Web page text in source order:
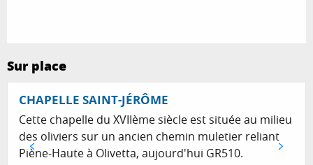
Sur place
CHAPELLE SAINT-JÉRÔME
Cette chapelle du XVIIème siècle est située au milieu
des oliviers sur un ancien chemin muletier reliant
Piène-Haute à Olivetta, aujourd'hui GR510.